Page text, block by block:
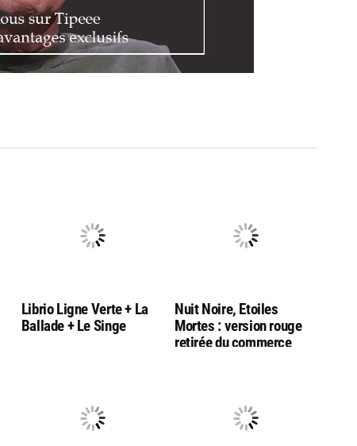
Librio Ligne Verte + La
Ballade + Le Singe
Nuit Noire, Etoiles
Mortes : version rouge
retirée du commerce